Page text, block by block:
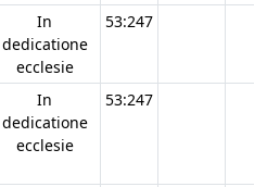
In
dedicatione
ecclesie
53:247
In
dedicatione
ecclesie
53:247